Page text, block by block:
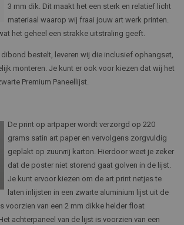
3 mm dik. Dit maakt het een sterk en relatief licht
materiaal waarop wij fraai jouw art werk printen.
het geheel een strakke uitstraling geeft.
bestelt, leveren wij die inclusief ophangset,
monteren. Je kunt er ook voor kiezen dat wij het
Premium Paneellijst.
De print op artpaper wordt verzorgd op 220
grams satin art paper en vervolgens zorgvuldig
geplakt op zuurvrij karton. Hierdoor weet je zeker
dat de poster niet storend gaat golven in de lijst.
Je kunt ervoor kiezen om de art print netjes te
laten inlijsten in een zwarte aluminium lijst uit de
voorzien van een 2 mm dikke helder float
achterpaneel van de lijst is voorzien van een